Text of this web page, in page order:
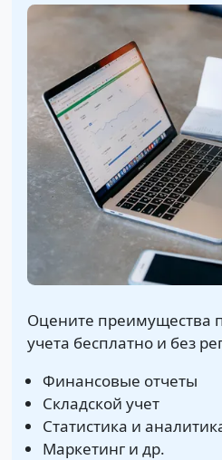
Оцените преимущества
учета бесплатно и без
Финансовые отчеты
Складской учет
Статистика и
Маркетинг и др.